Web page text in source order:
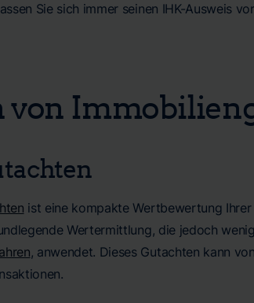
Sie sich immer seinen IHK-Ausweis
von
ist eine kompakte Wertbewertung
Wertermittlung, die jedoch
, anwendet. Dieses Gutachten kann